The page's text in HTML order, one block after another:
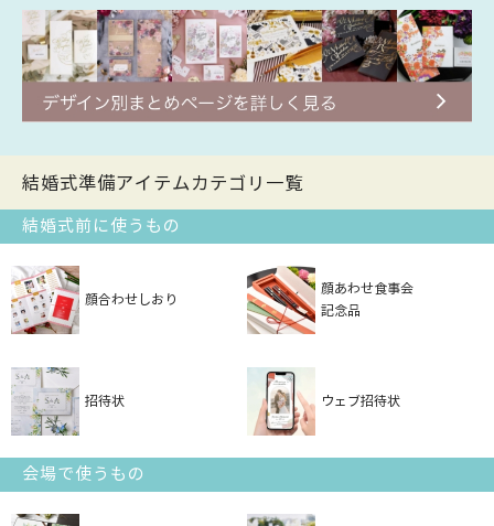
結婚式準備アイテムカテゴリ一覧
結婚式前に使うもの
顔合わせしおり
顔あわせ食事会
記念品
招待状 ウェブ招待状
会場で使うもの